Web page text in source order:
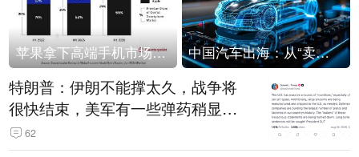
苹果拿下高端手机市场65%的份额：iPhone 17系列功不可没 中国汽车出海：从“卖出去”到“走进去”
特朗普：伊朗不能撑太久，战争将
很快结束，美军有一些弹药稍显紧
张！伊朗公布拟议的海峡管理文本
62